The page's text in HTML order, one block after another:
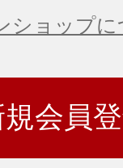
ショップ